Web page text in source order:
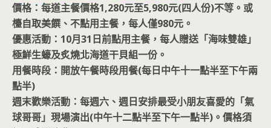
價格：每道主餐價格1,280元至5,980元(四人份)不等。或
檯自取美饌、不點用主餐，每人僅980元。
優惠活動：10月31日前點用主餐，每人贈送「海味雙雄」
極鮮生蠔及炙燒北海道干貝組一份。
用餐時段：開放午餐時段用餐(每日中午十一點半至下午兩
點半)
週末歡樂活動：每週六、週日安排最受小朋友喜愛的「氣
球哥哥」現場演出(中午十二點半至下午一點半)。價格須